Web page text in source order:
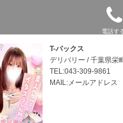
電話す
T-バックス
デリバリー / 千葉県栄
TEL:043-309-9861
MAIL:メールアドレス